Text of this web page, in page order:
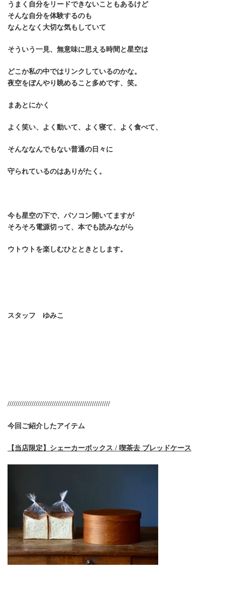
うまく自分をリードできないこともあるけど
そんな自分を体験するのも
なんとなく大切な気もしていて
そういう一見、無意味に思える時間と星空は
どこか私の中ではリンクしているのかな。
夜空をぼんやり眺めること多めです、笑。
まあとにかく
よく笑い、よく動いて、よく寝て、よく食べて、
そんななんでもない普通の日々に
守られているのはありがたく。
今も星空の下で、パソコン開いてますが
そろそろ電源切って、本でも読みながら
ウトウトを楽しむひとときとします。
スタッフ ゆみこ
///////////////////////////////////////////////////
今回ご紹介したアイテム
【当店限定】シェーカーボックス / 喫茶去 ブレッドケース